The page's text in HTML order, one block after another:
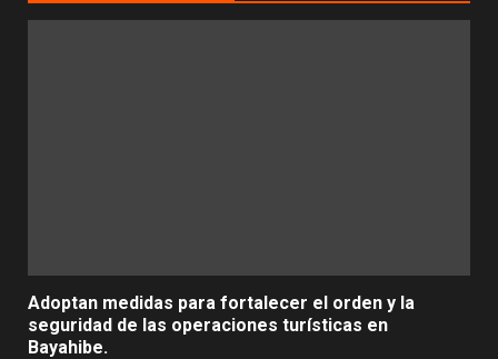
Adoptan medidas para fortalecer el orden y la
seguridad de las operaciones turísticas en
Bayahibe.